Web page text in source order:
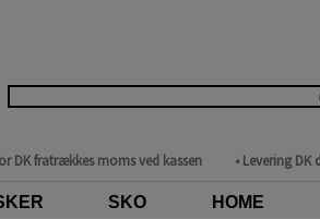
DK fratrækkes moms ved kassen • Levering DK
SKO HOME